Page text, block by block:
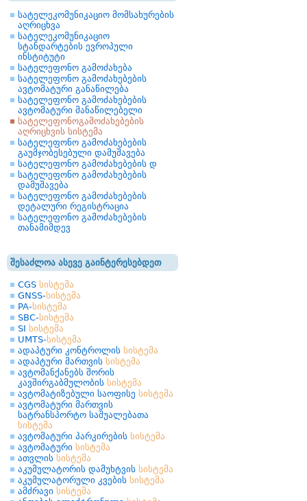
სატელეკომუნიკაციო მომსახურების
აღრიცხვა
სატელეკომუნიკაციო
სტანდარტების ევროპული
ინსტიტუტი
სატელეფონო გამოძახება
სატელეფონო გამოძახებების
ავტომატური განაწილება
სატელეფონო გამოძახებების
ავტომატური მანაწილებელი
სატელეფონოგამოძახებების
აღრიცხვის სისტემა
სატელეფონო გამოძახებების
გაუმჯობესებული დამუშავება
სატელეფონო გამოძახებების დ
სატელეფონო გამოძახებების
დამუშავება
სატელეფონო გამოძახებების
დეტალური რეგისტრაცია
სატელეფონო გამოძახებების
თანამიმდევ
შესაძლოა ასევე გაინტერესებდეთ
CGS სისტემა
GNSS-სისტემა
PA-სისტემა
SBC-სისტემა
SI სისტემა
UMTS-სისტემა
ადაპტური კონტროლის სისტემა
ადაპტური მართვის სისტემა
ავტომანქანებს შორის
კავშირგაბმულობის სისტემა
ავტომატიზებული საოფისე სისტემა
ავტომატური მართვის
სატრანსპორტო საშუალებათა
სისტემა
ავტომატური პარკირების სისტემა
ავტომატური სისტემა
ათვლის სისტემა
აკუმულატორის დამუხტვის სისტემა
აკუმულატორული კვების სისტემა
ამძრავი სისტემა